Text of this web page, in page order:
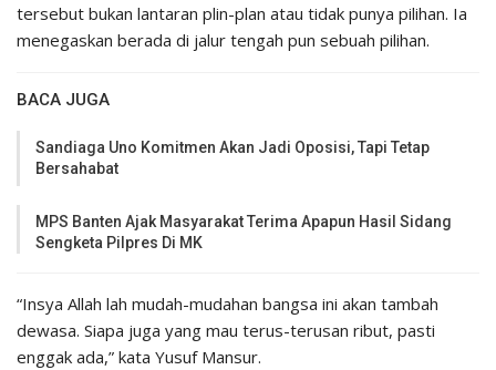
tersebut bukan lantaran plin-plan atau tidak punya pilihan. Ia
menegaskan berada di jalur tengah pun sebuah pilihan.
BACA JUGA
Sandiaga Uno Komitmen Akan Jadi Oposisi, Tapi Tetap
Bersahabat
MPS Banten Ajak Masyarakat Terima Apapun Hasil Sidang
Sengketa Pilpres Di MK
“Insya Allah lah mudah-mudahan bangsa ini akan tambah
dewasa. Siapa juga yang mau terus-terusan ribut, pasti
enggak ada,” kata Yusuf Mansur.